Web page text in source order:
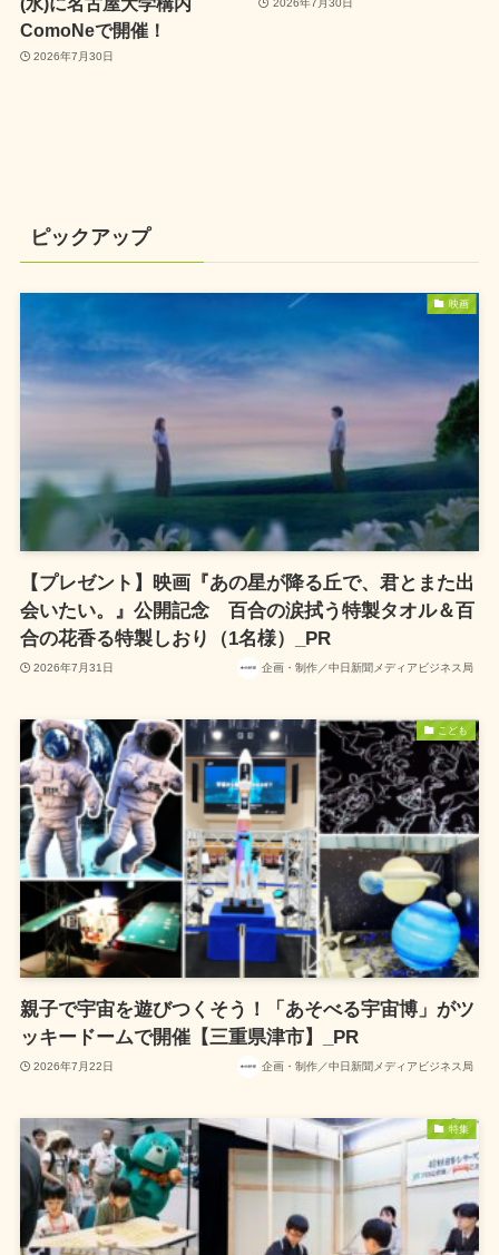
ComoNeで開催！
2026年7月30日
2026年7月30日
ピックアップ
映画
【プレゼント】映画『あの星が降る丘で、君とまた出
会いたい。』公開記念 百合の涙拭う特製タオル＆百
合の花香る特製しおり（1名様）_PR
2026年7月31日 企画・制作／中日新聞メディアビジネス局
こども
親子で宇宙を遊びつくそう！「あそべる宇宙博」がツ
ッキードームで開催【三重県津市】_PR
2026年7月22日 企画・制作／中日新聞メディアビジネス局
特集